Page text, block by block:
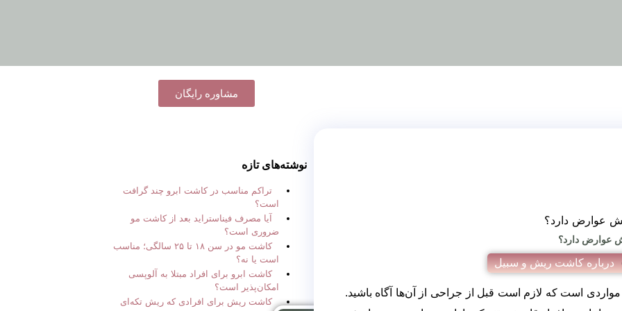
مشاوره رایگان
عوارض دارد؟
درباره کاشت ریش و سبیل
است که لازم است قبل از جراحی از آن‌ها آگاه باشید.
نوشته‌های تازه
تراکم مناسب در کاشت ابرو چند گرافت
است؟
آیا مصرف فیناستراید بعد از کاشت مو
ضروری است؟
کاشت مو در سن ۱۸ تا ۲۵ سالگی؛ مناسب
است یا نه؟
کاشت ابرو برای افراد مبتلا به آلوپسی
امکان‌پذیر است؟
کاشت ریش برای افرادی که ریش تکه‌ای